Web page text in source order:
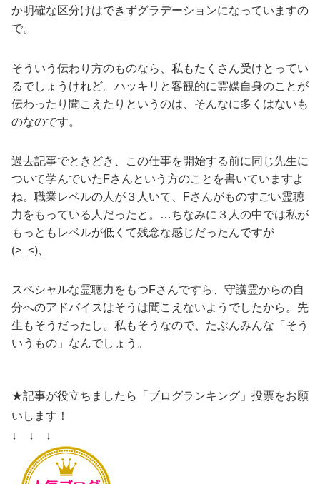
か明確な区分けはできずグラデーションになっていますの
で。
そういう伝わり方のものなら、私もたくさん受けとってい
るでしょうけれど。ハッキリと客観的に霊媒自身のことが
伝わったり聞こえたりというのは、そんなに多くはないも
のなのです。
過去記事でときどき、この仕事を開始する前に同じ先生に
ついて学んでいたFさんという方のことを書いていますよ
ね。職業レベルの人が３人いて、Fさんがものすごい霊聴
力をもっている人だったと。…ちなみに３人の中では私が
もっともレベルが低くて残念な感じだったんですが
(>_<)、
スペシャルな霊聴力をもつFさんですら、守護霊からの自
分へのアドバイスはそうは聞こえないようでしたから。先
生もそうだったし。私もそうなので、たぶんみんな「そう
いうもの」なんでしょう。
★記事が役立ちましたら「ブログランキング」投票をお願
いします！
↓ ↓ ↓